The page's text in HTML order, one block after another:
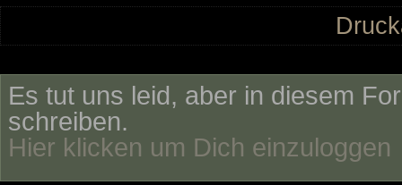
Es tut uns leid, aber in diesem
schreiben.
Hier klicken um Dich einzuloggen